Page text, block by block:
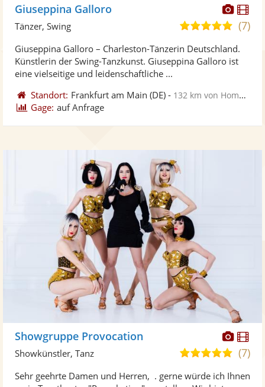
Fotos
Giuseppina Galloro
5,0
5
(7)
Tänzer, Swing
Giuseppina Galloro – Charleston-Tänzerin Deutschland.
Künstlerin der Swing-Tanzkunst. Giuseppina Galloro ist
eine vielseitige und leidenschaftliche ...
Standort: Frankfurt am Main (DE) - 132 km von Homburg
Gage: auf Anfrage
Fotos
Showgruppe Provocation
4,9
5
(7)
Showkünstler, Tanz
Sehr geehrte Damen und Herren, . gerne würde ich Ihnen